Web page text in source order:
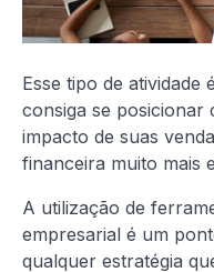
Esse tipo de
consiga se posicionar
impacto de suas
financeira muito mais
A utilização de
empresarial é um
qualquer estratégia